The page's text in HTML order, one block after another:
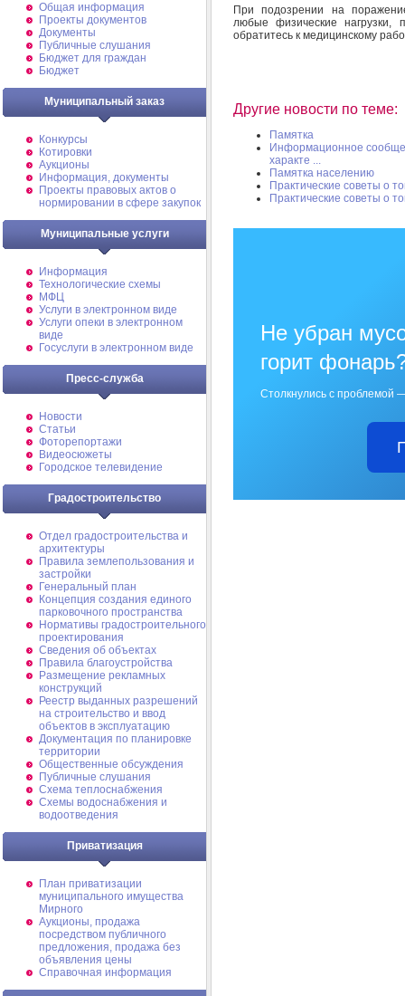
Общая информация
Проекты документов
Документы
Публичные слушания
Бюджет для граждан
Бюджет
Муниципальный заказ
Конкурсы
Котировки
Аукционы
Информация, документы
Проекты правовых актов о
нормировании в сфере закупок
Муниципальные услуги
Информация
Технологические схемы
МФЦ
Услуги в электронном виде
Услуги опеки в электронном
виде
Госуслуги в электронном виде
Пресс-служба
Новости
Статьи
Фоторепортажи
Видеосюжеты
Городское телевидение
Градостроительство
Отдел градостроительства и
архитектуры
Правила землепользования и
застройки
Генеральный план
Концепция создания единого
парковочного пространства
Нормативы градостроительного
проектирования
Сведения об объектах
Правила благоустройства
Размещение рекламных
конструкций
Реестр выданных разрешений
на строительство и ввод
объектов в эксплуатацию
Документация по планировке
территории
Общественные обсуждения
Публичные слушания
Схема теплоснабжения
Схемы водоснабжения и
водоотведения
Приватизация
План приватизации
муниципального имущества
Мирного
Аукционы, продажа
посредством публичного
предложения, продажа без
объявления цены
Справочная информация
При подозрении на
любые физические нагрузки,
обратитесь к медицинскому
Другие новости по теме:
Памятка
Информационное
характе ...
Памятка населению
Практические советы о
Практические советы о
Не убран
горит
Столкнулись с проблемой